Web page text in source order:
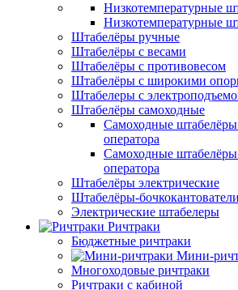
Низкотемпературные
Низкотемпературные
Штабелёры ручные
Штабелёры с весами
Штабелёры с противовесом
Штабелёры с широкими
Штабелеры с
Штабелёры самоходные
Самоходные
оператора
Самоходные
оператора
Штабелёры электрические
Штабелёры-бочкокантователи
Электрические штабелеры
Ричтраки
Бюджетные ричтраки
Мини-
Многоходовые ричтраки
Ричтраки с кабиной